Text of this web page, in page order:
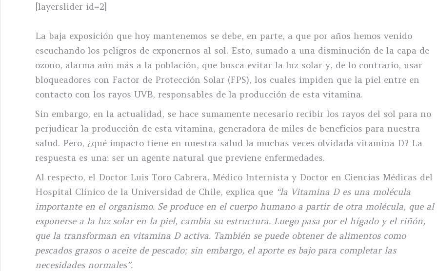
[layerslider id=2]
La baja exposición que hoy mantenemos se debe, en parte, a que por años hemos venido
escuchando los peligros de exponernos al sol. Esto, sumado a una disminución de la capa de
ozono, alarma aún más a la población, que busca evitar la luz solar y, de lo contrario, usar
bloqueadores con Factor de Protección Solar (FPS), los cuales impiden que la piel entre en
contacto con los rayos UVB, responsables de la producción de esta vitamina.
Sin embargo, en la actualidad, se hace sumamente necesario recibir los rayos del sol para no
perjudicar la producción de esta vitamina, generadora de miles de beneficios para nuestra
salud. Pero, ¿qué impacto tiene en nuestra salud la muchas veces olvidada vitamina D? La
respuesta es una: ser un agente natural que previene enfermedades.
Al respecto, el Doctor Luis Toro Cabrera, Médico Internista y Doctor en Ciencias Médicas del
Hospital Clínico de la Universidad de Chile, explica que “la Vitamina D es una molécula
importante en el organismo. Se produce en el cuerpo humano a partir de otra molécula, que al
exponerse a la luz solar en la piel, cambia su estructura. Luego pasa por el hígado y el riñón,
que la transforman en vitamina D activa. También se puede obtener de alimentos como
pescados grasos o aceite de pescado; sin embargo, el aporte es bajo para completar las
necesidades normales”.